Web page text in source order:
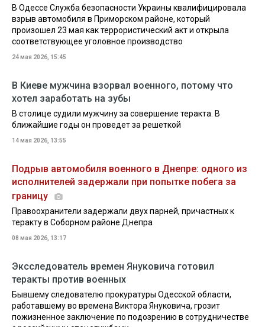
В Одессе Служба безопасности Украины квалифицировала
взрыв автомобиля в Приморском районе, который
произошел 23 мая как террористический акт и открыла
соответствующее уголовное производство
24 мая 2026, 15:45
В Киеве мужчина взорвал военного, потому что
хотел заработать на зубы
В столице судили мужчину за совершение теракта. В
ближайшие годы он проведет за решеткой
14 мая 2026, 13:55
Подрыв автомобиля военного в Днепре: одного из
исполнителей задержали при попытке побега за
границу
Правоохранители задержали двух парней, причастных к
теракту в Соборном районе Днепра
08 мая 2026, 13:17
Эксследователь времен Януковича готовил
теракты против военных
Бывшему следователю прокуратуры Одесской области,
работавшему во времена Виктора Януковича, грозит
пожизненное заключение по подозрению в сотрудничестве